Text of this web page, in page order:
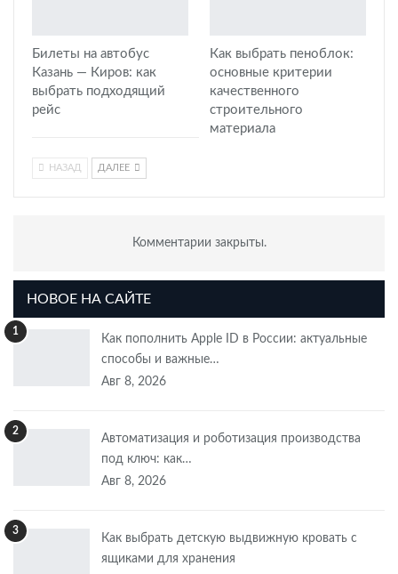
Билеты на автобус
Казань — Киров: как
выбрать подходящий
рейс
Как выбрать пеноблок:
основные критерии
качественного
строительного
материала
НАЗАД ДАЛЕЕ
Комментарии закрыты.
НОВОЕ НА САЙТЕ
1
Как пополнить Apple ID в России: актуальные
способы и важные…
Авг 8, 2026
2
Автоматизация и роботизация производства
под ключ: как…
Авг 8, 2026
3
Как выбрать детскую выдвижную кровать с
ящиками для хранения